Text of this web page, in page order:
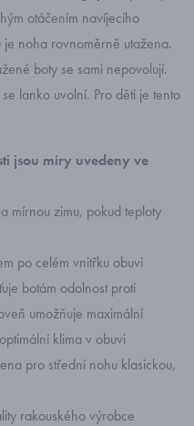
otáčením navíjecího
noha rovnoměrně utažena.
boty se sami nepovolují.
lanko uvolní. Pro děti je tento
jsou míry uvedeny ve
mírnou zimu, pokud teploty
po celém vnitřku obuvi
botám odolnost proti
umožňuje maximální
klima v obuvi
pro střední nohu klasickou,
rakouského výrobce